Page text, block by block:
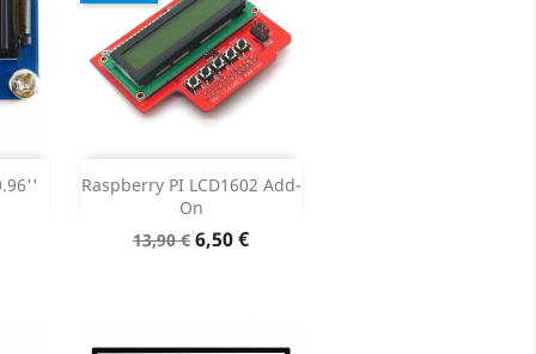
Raspberry PI LCD1602 Add-
On
Preço
13,90 € Preço
6,50 €
Adicionar 
Dados do produto